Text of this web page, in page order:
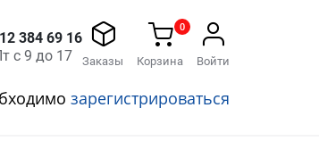
384 69 16
с 9 до 17
Заказы
0
Корзина Войти
зарегистрироваться